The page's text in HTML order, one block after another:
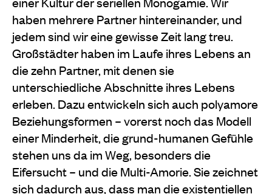
haben mehrere Partner hintereinander, und
jedem sind wir eine gewisse Zeit lang treu.
Großstädter haben im Laufe ihres Lebens an
die zehn Partner, mit denen sie
unterschiedliche Abschnitte ihres Lebens
erleben. Dazu entwickeln sich auch polyamore
Beziehungsformen – vorerst noch das Modell
einer Minderheit, die grund-humanen Gefühle
stehen uns da im Weg, besonders die
Eifersucht – und die Multi-Amorie. Sie zeichnet
sich dadurch aus, dass man die existentiellen